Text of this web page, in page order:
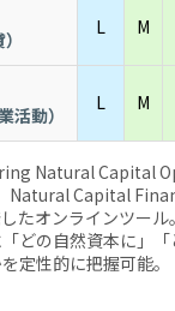
L M
活動）
L M
Natural Capital
Natural Capital
たオンラインツール。
どの自然資本に」
定性的に把握可能。